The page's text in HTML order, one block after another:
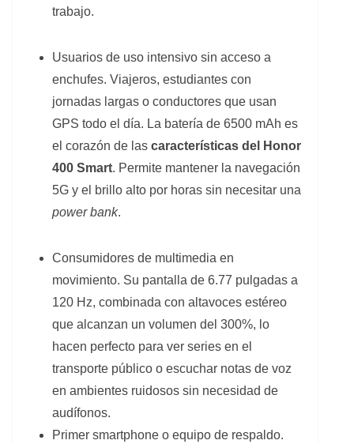
trabajo.
Usuarios de uso intensivo sin acceso a
enchufes. Viajeros, estudiantes con
jornadas largas o conductores que usan
GPS todo el día. La batería de 6500 mAh es
el corazón de las características del Honor
400 Smart. Permite mantener la navegación
5G y el brillo alto por horas sin necesitar una
power bank.
Consumidores de multimedia en
movimiento. Su pantalla de 6.77 pulgadas a
120 Hz, combinada con altavoces estéreo
que alcanzan un volumen del 300%, lo
hacen perfecto para ver series en el
transporte público o escuchar notas de voz
en ambientes ruidosos sin necesidad de
audífonos.
Primer smartphone o equipo de respaldo.